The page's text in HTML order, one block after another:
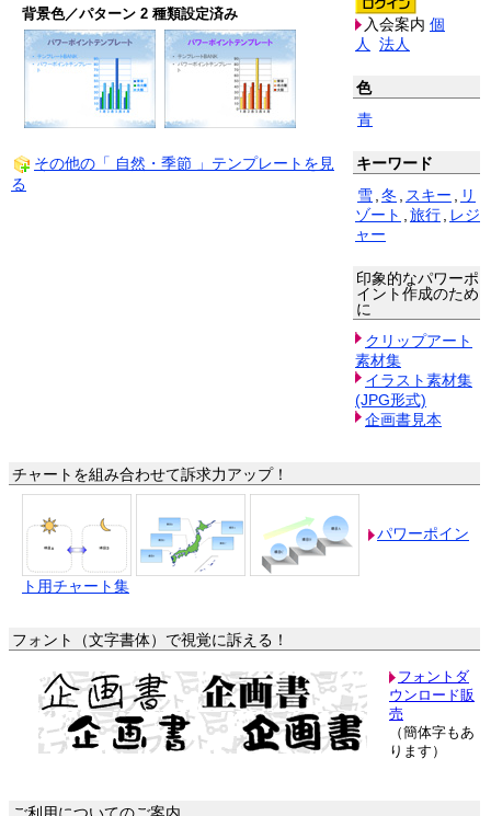
背景色／パターン 2 種類設定済み
その他の「 自然・季節 」テンプレートを見
る
入会案内 個
人
法人
色
青
キーワード
雪 冬 スキー
リ
ゾート
旅行
レジ
ャー
印象的なパワーポ
イント作成のため
に
クリップアート
素材集
イラスト素材集
(JPG形式)
企画書見本
チャートを組み合わせて訴求力アップ！
パワーポイン
ト用チャート集
フォント（文字書体）で視覚に訴える！
フォントダ
ウンロード販
売
（簡体字もあ
ります）